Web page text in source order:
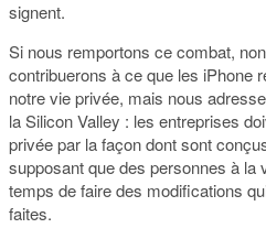
signent.
Si nous remportons ce combat,
contribuerons à ce que les iPhone
notre vie privée, mais nous
la Silicon Valley : les entreprises
privée par la façon dont sont
supposant que des personnes à la
temps de faire des modifications
faites.